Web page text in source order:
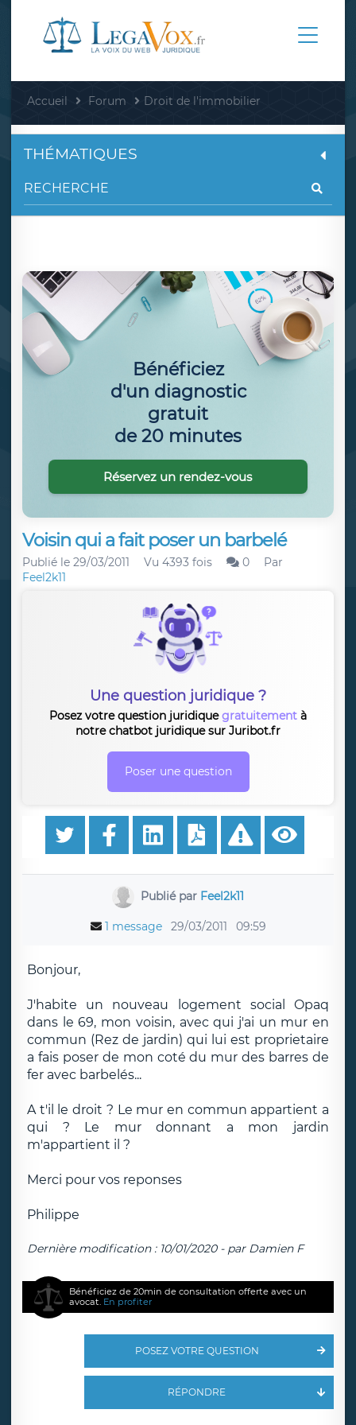
Accueil Forum Droit de l'immobilier
Voisin qui a fait poser un barbelé
Publié le 29/03/2011 Vu 4393 fois 0
Par
Feel2k11
Une question juridique ?
Posez votre question juridiquegratuitement à
notre chatbot juridique sur Juribot.fr
Poser une question
Publié par Feel2k11
1 message 29/03/2011 09:59
Bonjour,
J'habite un nouveau logement social Opaq
dans le 69, mon voisin, avec qui j'ai un mur en
commun (Rez de jardin) qui lui est proprietaire
a fais poser de mon coté du mur des barres de
fer avec barbelés...
A t'il le droit ? Le mur en commun appartient a
qui ? Le mur donnant a mon jardin
m'appartient il ?
Merci pour vos reponses
Philippe
Dernière modification : 10/01/2020 - par Damien F
Bénéficiez de 20min de consultation offerte avec un
avocat. En profiter
POSEZ VOTRE QUESTION
RÉPONDRE
THÉMATIQUES
Bénéficiez
d'un diagnostic
gratuit
de 20 minutes
Réservez un rendez-vous